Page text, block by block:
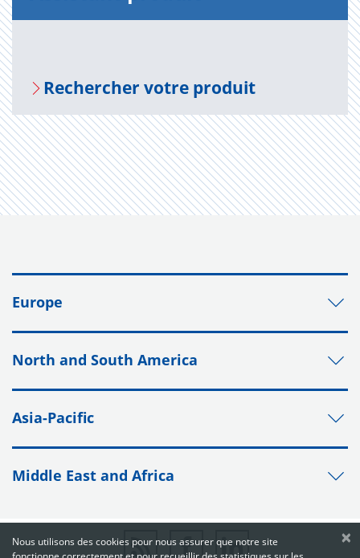
×
Nous utilisons des cookies pour nous assurer que notre site
Recher­cher votre pro­duit
Europe
North and South America
Asia-Pacific
Middle East and Africa